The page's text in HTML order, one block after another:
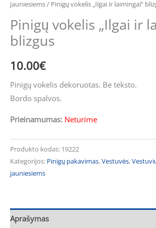
jauniesiems/ Pinigų vokelis „Ilgai ir laimingai”
Pinigų vokelis „Ilgai ir
blizgus
10.00€
Pinigų vokelis dekoruotas. Be teksto.
Bordo spalvos.
Prieinamumas: Neturime
Produkto kodas: 19222
Kategorijos: Pinigų pakavimas,Vestuvės,
jauniesiems
Aprašymas